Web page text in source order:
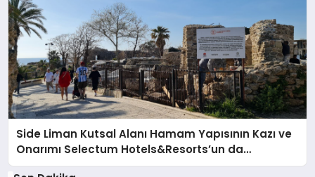
Side Liman Kutsal Alanı Hamam Yapısının Kazı ve
Onarımı Selectum Hotels&Resorts’un da
Katkılarıyla Tamamlandı